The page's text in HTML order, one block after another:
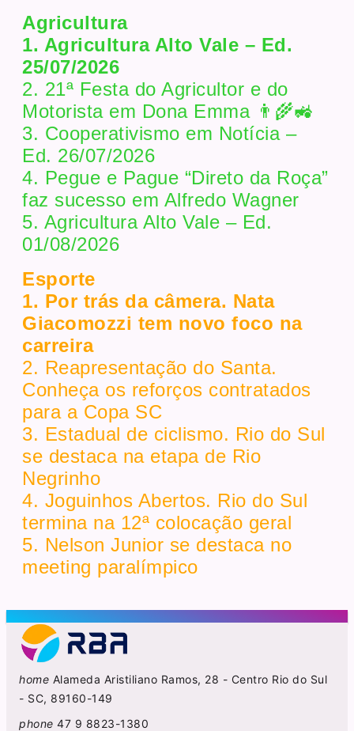
Agricultura
1. Agricultura Alto Vale – Ed.
25/07/2026
2. 21ª Festa do Agricultor e do
Motorista em Dona Emma 👨‍🌾🚜
3. Cooperativismo em Notícia –
Ed. 26/07/2026
4. Pegue e Pague “Direto da Roça”
faz sucesso em Alfredo Wagner
5. Agricultura Alto Vale – Ed.
01/08/2026
Esporte
1. Por trás da câmera. Nata
Giacomozzi tem novo foco na
carreira
2. Reapresentação do Santa.
Conheça os reforços contratados
para a Copa SC
3. Estadual de ciclismo. Rio do Sul
se destaca na etapa de Rio
Negrinho
4. Joguinhos Abertos. Rio do Sul
termina na 12ª colocação geral
5. Nelson Junior se destaca no
meeting paralímpico
home Alameda Aristiliano Ramos, 28 - Centro Rio do Sul
- SC, 89160-149
phone 47 9 8823-1380